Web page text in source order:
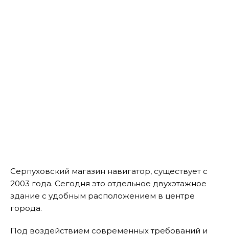
Серпуховский магазин навигатор, существует с
2003 года. Сегодня это отдельное двухэтажное
здание с удобным расположением в центре
города.
Под воздействием современных требований и